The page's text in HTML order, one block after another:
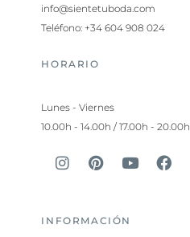
info@sientetuboda.com
Teléfono: +34 604 908 024
HORARIO
Lunes - Viernes
10.00h - 14.00h / 17.00h - 20.00h
INFORMACIÓN